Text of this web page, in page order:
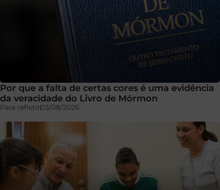
Por que a falta de certas cores é uma evidência
da veracidade do Livro de Mórmon
Para refletir03/08/2026